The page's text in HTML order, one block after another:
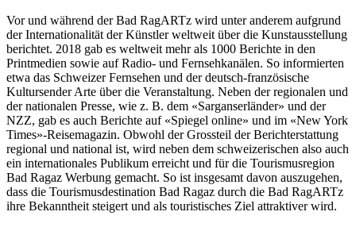
Vor und während der Bad RagARTz wird unter anderem aufgrund
der Internationalität der Künstler weltweit über die Kunstausstellung
berichtet. 2018 gab es weltweit mehr als 1000 Berichte in den
Printmedien sowie auf Radio- und Fernsehkanälen. So informierten
etwa das Schweizer Fernsehen und der deutsch-französische
Kultursender Arte über die Veranstaltung. Neben der regionalen und
der nationalen Presse, wie z. B. dem «Sarganserländer» und der
NZZ, gab es auch Berichte auf «Spiegel online» und im «New York
Times»-Reisemagazin. Obwohl der Grossteil der Berichterstattung
regional und national ist, wird neben dem schweizerischen also auch
ein internationales Publikum erreicht und für die Tourismusregion
Bad Ragaz Werbung gemacht. So ist insgesamt davon auszugehen,
dass die Tourismusdestination Bad Ragaz durch die Bad RagARTz
ihre Bekanntheit steigert und als touristisches Ziel attraktiver wird.